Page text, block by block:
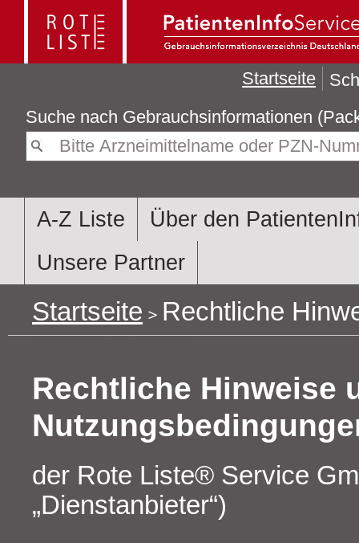
Suche nach
A-Z Liste
Über den
Unsere Partner
Startseite
Startseite Rechtliche
Rechtliche Hinweise
der Rote Liste® Service
„Dienstanbieter“)